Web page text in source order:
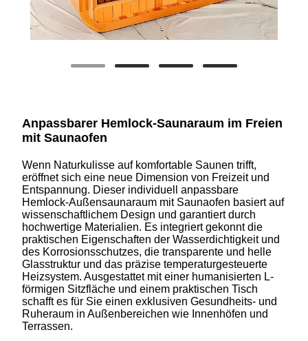
Anpassbarer Hemlock-Saunaraum im Freien
mit Saunaofen
Wenn Naturkulisse auf komfortable Saunen trifft,
eröffnet sich eine neue Dimension von Freizeit und
Entspannung. Dieser individuell anpassbare
Hemlock-Außensaunaraum mit Saunaofen basiert auf
wissenschaftlichem Design und garantiert durch
hochwertige Materialien. Es integriert gekonnt die
praktischen Eigenschaften der Wasserdichtigkeit und
des Korrosionsschutzes, die transparente und helle
Glasstruktur und das präzise temperaturgesteuerte
Heizsystem. Ausgestattet mit einer humanisierten L-
förmigen Sitzfläche und einem praktischen Tisch
schafft es für Sie einen exklusiven Gesundheits- und
Ruheraum in Außenbereichen wie Innenhöfen und
Terrassen.